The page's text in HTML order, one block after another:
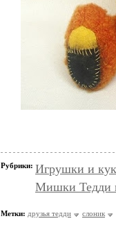
Рубрики: Игрушки и
Мишки Тедди
Метки: друзья тедди слоник